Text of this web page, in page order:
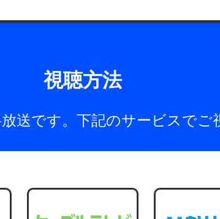
視聴方法
送です。下記のサービスで